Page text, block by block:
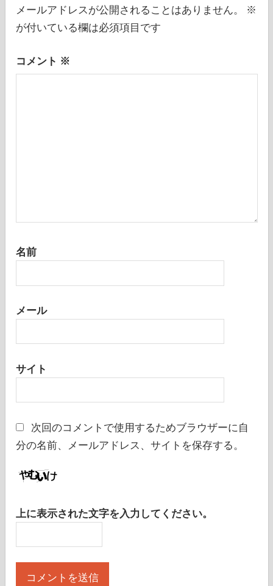
ョ
メールアドレスが公開されることはありません。
コメント※
名前
メール
サイト
次回のコメントで使用するためブラウザーに自
上に表示された文字を入力してください。